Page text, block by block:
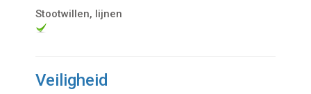
Stootwillen, lijnen
Veiligheid